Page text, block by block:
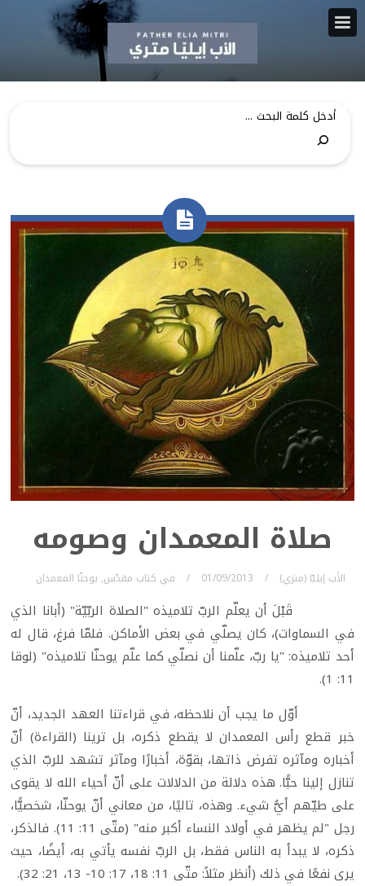
صلاة المعمدان وصومه
الأب إيليّا (متري) 01/09/2013 في كتاب مقدّس, يوحنّا المعمدان
قَبْلَ أن يعلّم الربّ تلاميذه "الصلاة الربّيّة" (أبانا الذي
في السماوات)، كان يصلّي في بعض الأماكن. فلمّا فرغ، قال له
أحد تلاميذه: "يا ربّ، علّمنا أن نصلّي كما علّم يوحنّا تلاميذه" (لوقا
11: 1).
أوّل ما يجب أن نلاحظه، في قراءتنا العهد الجديد، أنّ
خبر قطع رأس المعمدان لا يقطع ذكره، بل ترينا (القراءة) أنّ
أخباره ومآثره تفرض ذاتها، بقوّة، أخبارًا ومآثر تشهد للربّ الذي
تنازل إلينا حبًّا. هذه دلالة من الدلالات على أنّ أحياء الله لا يقوى
على طيّهم أيُّ شيء. وهذه، تاليًا، من معاني أنّ يوحنّا، شخصيًّا،
رجل "لم يظهر في أولاد النساء أكبر منه" (متّى 11: 11). فالذكر،
ذكره، لا يبدأ به الناس فقط، بل الربّ نفسه يأتي به، أيضًا، حيث
يرى نفعًا في ذلك (أنظر مثلاً: متّى 11: 18، 17: 10- 13، 21: 32).